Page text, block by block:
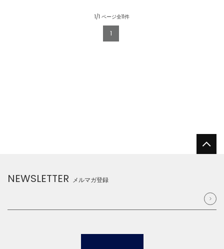
1/1 ページ全11件
1
NEWSLETTER メルマガ登録